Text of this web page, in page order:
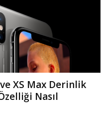
r
i
E
XS Max Derinlik
Nasıl